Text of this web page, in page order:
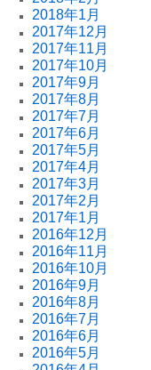
2018年1月
2017年12月
2017年11月
2017年10月
2017年9月
2017年8月
2017年7月
2017年6月
2017年5月
2017年4月
2017年3月
2017年2月
2017年1月
2016年12月
2016年11月
2016年10月
2016年9月
2016年8月
2016年7月
2016年6月
2016年5月